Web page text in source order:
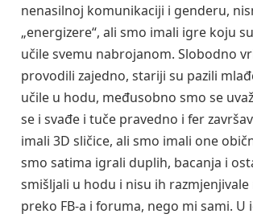
nenasilnoj komunikaciji i genderu,
„energizere“, ali smo imali igre koju
učile svemu nabrojanom. Slobodno
provodili zajedno, stariji su pazili
učile u hodu, međusobno smo se
se i svađe i tuče pravedno i fer
imali 3D sličice, ali smo imali one
smo satima igrali duplih, bacanja i
smišljali u hodu i nisu ih razmjenjivale
preko FB-a i foruma, nego mi sami. U